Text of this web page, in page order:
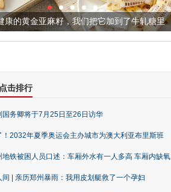
亚麻籽，我们把它加到了牛轧糖里
击排行
国务卿将于7月25日至26日访华
！2032年夏季奥运会主办城市为澳大利亚布里斯班
地铁被困人员口述：车厢外水有一人多高 车厢内缺氧
间 | 亲历郑州暴雨：我用皮划艇救了一个孕妇